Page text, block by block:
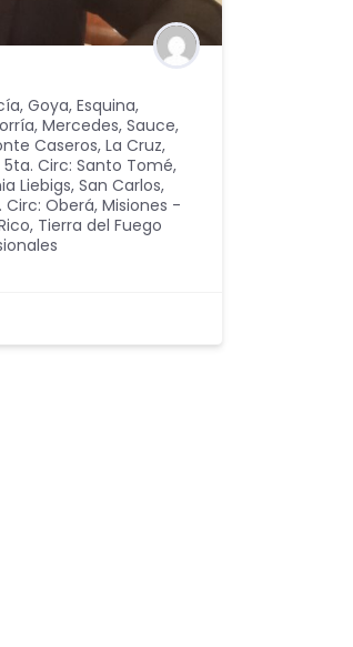
Goya, Esquina,
Mercedes, Sauce,
Caseros, La Cruz,
Circ: Santo Tomé,
Liebigs, San Carlos,
Circ: Oberá, Misiones -
, Tierra del Fuego